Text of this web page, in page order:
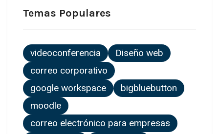
Temas Populares
videoconferencia
Diseño web
correo corporativo
google workspace
bigbluebutton
moodle
correo electrónico para empresas